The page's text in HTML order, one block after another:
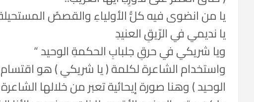
يا من انضوى فيه كلُّ الأولياءِ والقصصُ
يا نديمي في الرّيقِ العنيدِ
ويا شريكي في حرقِ جلبابِ الحكمةِ الوحيد “
واستخدام الشاعرة لكلمة ( يا شريكي ) هو
الوحيد ) وهنا صورة إيحائية تعبر من خلالها